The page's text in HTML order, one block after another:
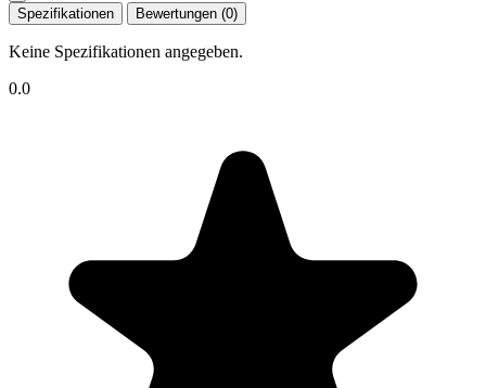
Spezifikationen Bewertungen (0)
Keine Spezifikationen angegeben.
0.0